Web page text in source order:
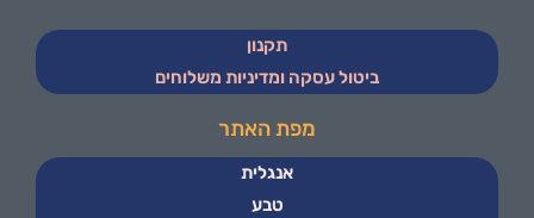
תקנון
ביטול עסקה ומדיניות משלוחים
מפת האתר
אנגלית
טבע